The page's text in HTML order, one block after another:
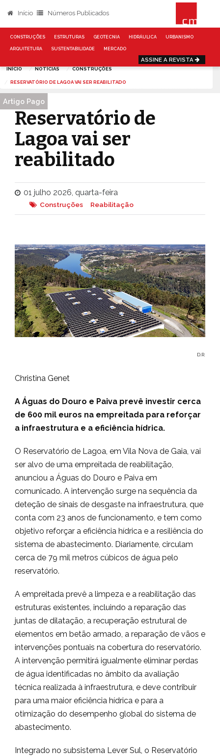
Início Números Publicados
CONSTRUÇÕES ESTRUTURAS GEOTECNIA HIDRÁULICA URBANISMO
ARQUITETURA SUSTENTABILIDADE MERCADO
ASSINE A REVISTA
INÍCIO NOTÍCIAS CONSTRUÇÕES
RESERVATÓRIO DE LAGOA VAI SER REABILITADO
Reservatório de
Lagoa vai ser
reabilitado
Artigo Pago
01 julho 2026, quarta-feira
Construções Reabilitação
D.R.
Christina Genet
A Águas do Douro e Paiva prevê investir cerca
de 600 mil euros na empreitada para reforçar
a infraestrutura e a eficiência hídrica.
O Reservatório de Lagoa, em Vila Nova de Gaia, vai
ser alvo de uma empreitada de reabilitação,
anunciou a Águas do Douro e Paiva em
comunicado. A intervenção surge na sequência da
deteção de sinais de desgaste na infraestrutura, que
conta com 23 anos de funcionamento, e tem como
objetivo reforçar a eficiência hídrica e a resiliência do
sistema de abastecimento. Diariamente, circulam
cerca de 79 mil metros cúbicos de água pelo
reservatório.
A empreitada prevê a limpeza e a reabilitação das
estruturas existentes, incluindo a reparação das
juntas de dilatação, a recuperação estrutural de
elementos em betão armado, a reparação de vãos e
intervenções pontuais na cobertura do reservatório.
A intervenção permitirá igualmente eliminar perdas
de água identificadas no âmbito da avaliação
técnica realizada à infraestrutura, e deve contribuir
para uma maior eficiência hídrica e para a
otimização do desempenho global do sistema de
abastecimento.
Integrado no subsistema Lever Sul, o Reservatório